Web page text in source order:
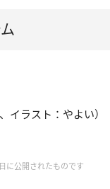
イラスト：やよい）
に公開されたものです